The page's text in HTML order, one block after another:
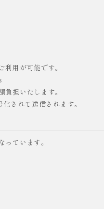
利用が可能です。
担いたします。
されて送信されます。
っています。